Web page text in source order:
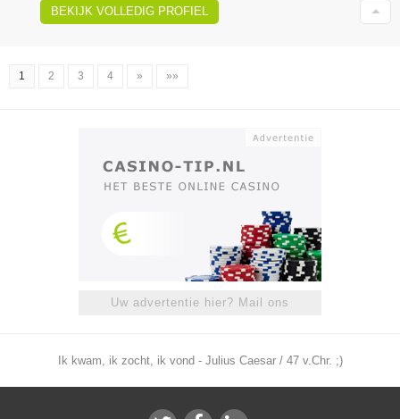
BEKIJK VOLLEDIG PROFIEL
1 2 3 4 » »»
Uw advertentie hier? Mail ons
Ik kwam, ik zocht, ik vond - Julius Caesar / 47 v.Chr. ;)